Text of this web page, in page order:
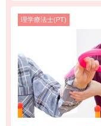
理学療法士(PT)